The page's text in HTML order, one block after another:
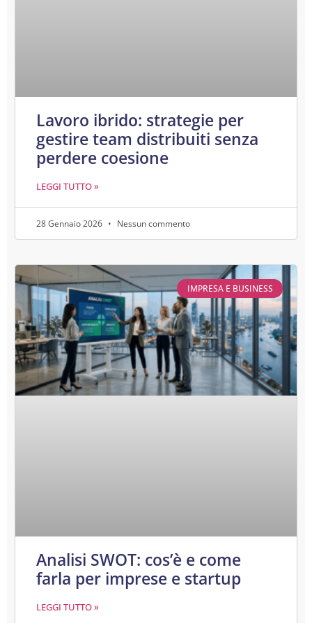
Lavoro ibrido: strategie per
gestire team distribuiti senza
perdere coesione
LEGGI TUTTO »
28 Gennaio 2026 Nessun commento
IMPRESA E BUSINESS
Analisi SWOT: cos’è e come
farla per imprese e startup
LEGGI TUTTO »